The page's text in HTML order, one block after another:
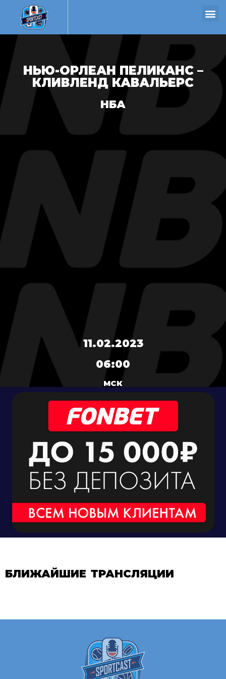
НЬЮ-ОРЛЕАН ПЕЛИКАНС –
КЛИВЛЕНД КАВАЛЬЕРС
НБА
11.02.2023
06:00
МСК
БЛИЖАЙШИЕ ТРАНСЛЯЦИИ